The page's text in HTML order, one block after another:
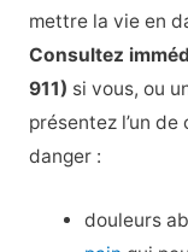
mettre la vie en
Consultez
911) si vous, ou
présentez l’un
danger :
douleurs